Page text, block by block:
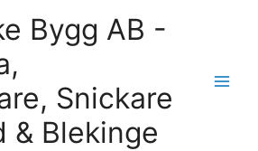
Bygg AB -
Snickare
& Blekinge